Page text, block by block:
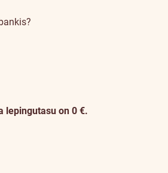
lepingutasu on 0 €.